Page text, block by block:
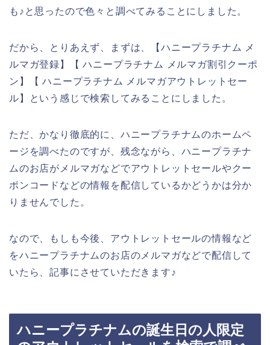
も♪と思ったので色々と調べてみることにしました。
だから、とりあえず、まずは、【ハニープラチナム メ
ルマガ登録】【 ハニープラチナム メルマガ割引クーポ
ン】【 ハニープラチナム メルマガアウトレットセー
ル】という感じで検索してみることにしました。
ただ、かなり徹底的に、ハニープラチナムのホームペ
ージを調べたのですが、残念ながら、ハニープラチナ
ムのお店がメルマガなどでアウトレットセールやクー
ポンコードなどの情報を配信しているかどうかは分か
りませんでした。
なので、もしも今後、アウトレットセールの情報など
をハニープラチナムのお店のメルマガなどで配信して
いたら、記事にさせていただきます♪
ハニープラチナムの誕生日の人限定